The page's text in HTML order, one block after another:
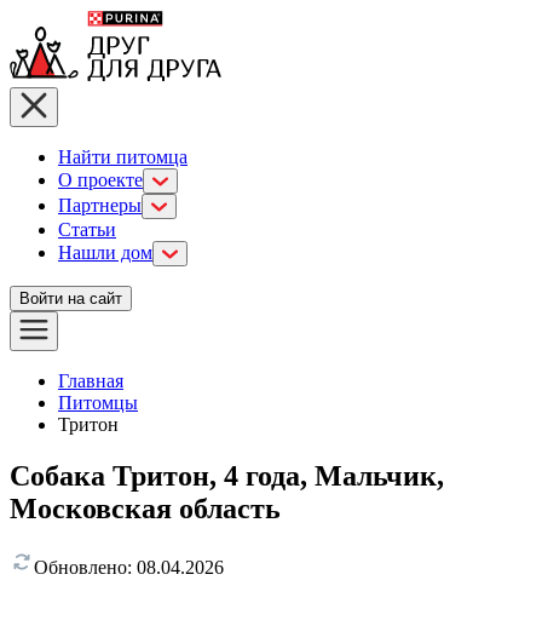
Найти питомца
О проекте
Партнеры
Статьи
Нашли дом
Войти на сайт
Главная
Питомцы
Тритон
Собака Тритон, 4 года, Мальчик,
Московская область
Обновлено: 08.04.2026